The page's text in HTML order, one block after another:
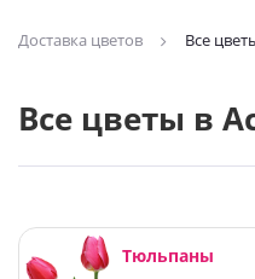
Доставка цветов Все
Все цветы в
Тюльпаны